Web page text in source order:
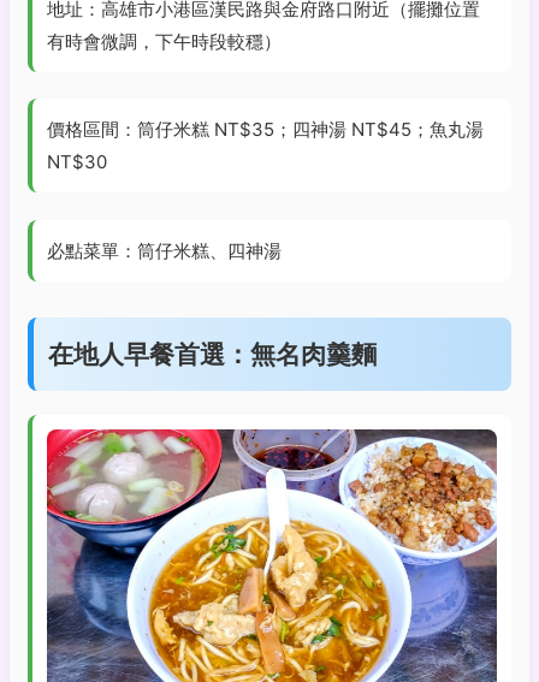
地址：高雄市小港區漢民路與金府路口附近（擺攤位置
有時會微調，下午時段較穩）
價格區間：筒仔米糕 NT$35；四神湯 NT$45；魚丸湯
NT$30
必點菜單：筒仔米糕、四神湯
在地人早餐首選：無名肉羹麵